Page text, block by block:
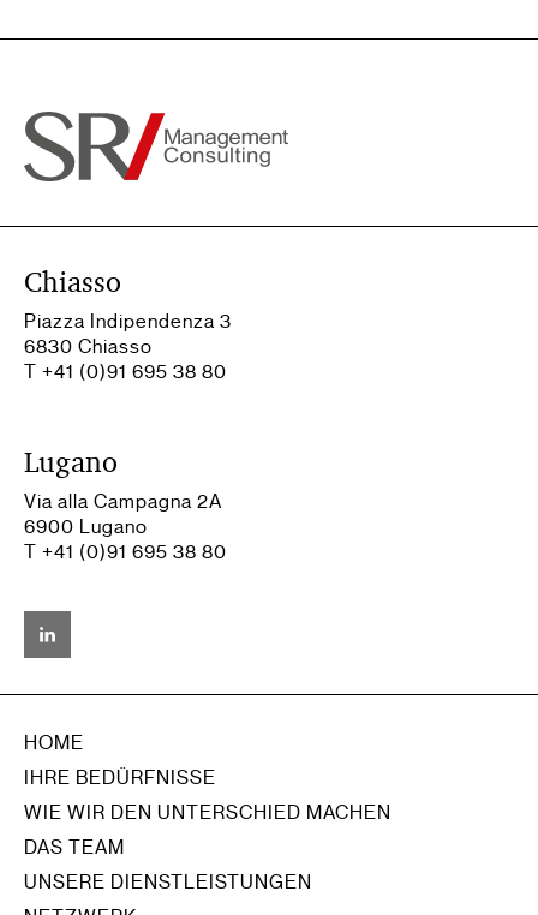
Chiasso
Piazza Indipendenza 3
6830 Chiasso
T +41 (0)91 695 38 80
Lugano
Via alla Campagna 2A
6900 Lugano
T +41 (0)91 695 38 80
HOME
IHRE BEDÜRFNISSE
WIE WIR DEN UNTERSCHIED MACHEN
DAS TEAM
UNSERE DIENSTLEISTUNGEN